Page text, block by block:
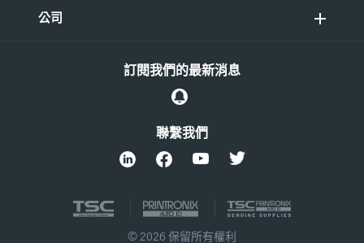
公司
聯繫我們
訂閱我們的最新消息
© 2026 保留所有權利